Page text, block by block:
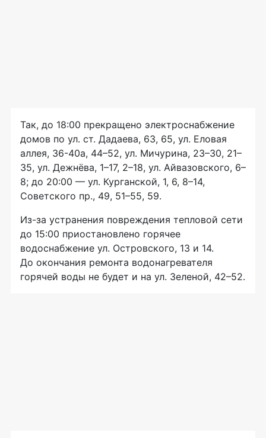
Так, до 18:00 прекращено электроснабжение
домов по ул. ст. Дадаева, 63, 65, ул. Еловая
аллея, 36-40а, 44–52, ул. Мичурина, 23–30, 21–
35, ул. Дежнёва, 1–17, 2–18, ул. Айвазовского, 6–
8; до 20:00 — ул. Курганской, 1, 6, 8–14,
Советского пр., 49, 51–55, 59.
Из-за устранения повреждения тепловой сети
до 15:00 приостановлено горячее
водоснабжение ул. Островского, 13 и 14.
До окончания ремонта водонагревателя
горячей воды не будет и на ул. Зеленой, 42–52.